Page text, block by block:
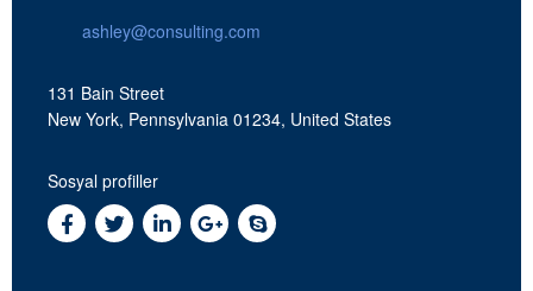
ashley@consulting.com
131 Bain Street
New York, Pennsylvania 01234, United States
Sosyal profiller